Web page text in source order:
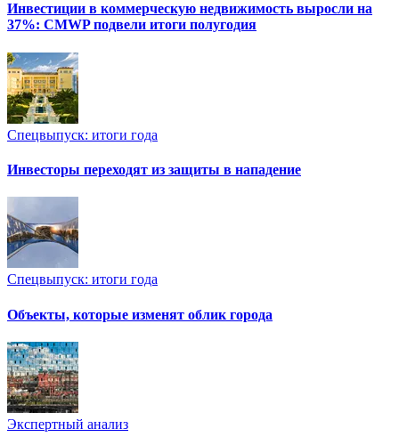
Инвестиции в коммерческую недвижимость выросли на
37%: CMWP подвели итоги полугодия
Спецвыпуск: итоги года
Инвесторы переходят из защиты в нападение
Спецвыпуск: итоги года
Объекты, которые изменят облик города
Экспертный анализ